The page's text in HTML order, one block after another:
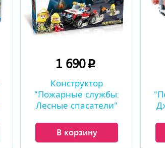
1 690p
Конструктор
"Пожарные службы:
Лесные спасатели"
В корзину